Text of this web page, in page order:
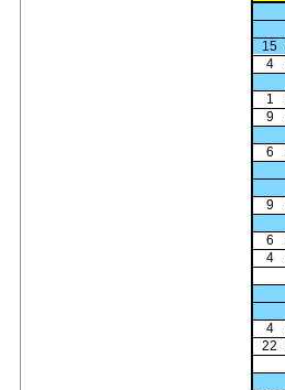
15
4
1
9
6
9
6
4
4
22